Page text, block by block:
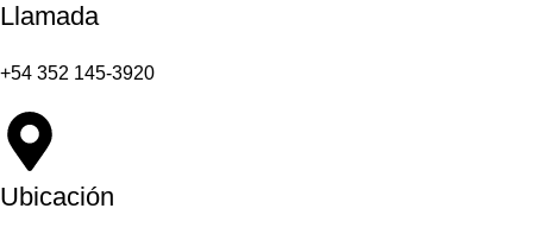
Llamada
+54 352 145-3920
Ubicación